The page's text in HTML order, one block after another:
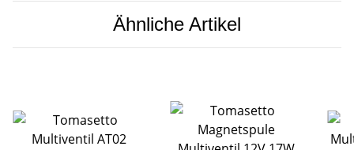
Ähnliche Artikel